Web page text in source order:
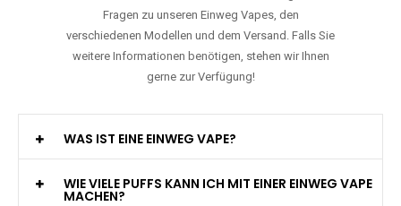
Fragen zu unseren Einweg Vapes, den
verschiedenen Modellen und dem Versand. Falls Sie
weitere Informationen benötigen, stehen wir Ihnen
gerne zur Verfügung!
WAS IST EINE EINWEG VAPE?
WIE VIELE PUFFS KANN ICH MIT EINER EINWEG VAPE
MACHEN?